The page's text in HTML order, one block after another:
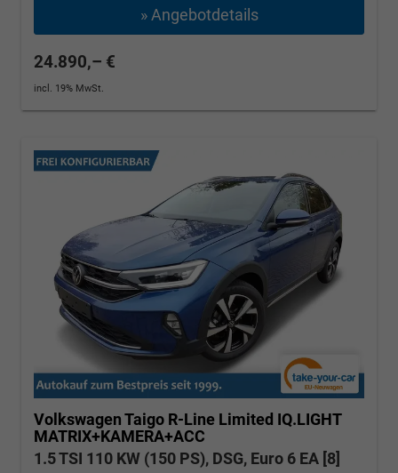
» Angebotdetails
24.890,– €
incl. 19% MwSt.
Volkswagen Taigo R-Line Limited IQ.LIGHT
MATRIX+KAMERA+ACC
1.5 TSI 110 KW (150 PS), DSG, Euro 6 EA [8]